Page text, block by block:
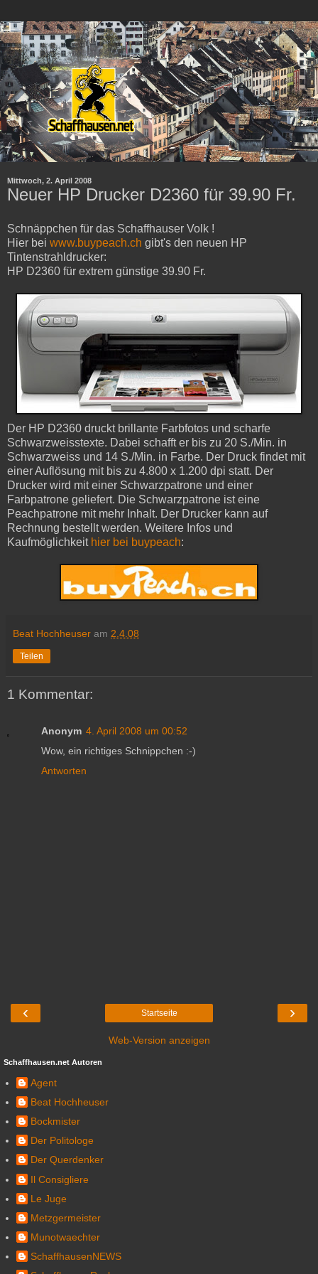
Mittwoch, 2. April 2008
Neuer HP Drucker D2360 für 39.90 Fr.
Schnäppchen für das Schaffhauser Volk !
Hier bei www.buypeach.ch gibt's den neuen HP
Tintenstrahldrucker:
HP D2360 für extrem günstige 39.90 Fr.
Der HP D2360 druckt brillante Farbfotos und scharfe
Schwarzweisstexte. Dabei schafft er bis zu 20 S./Min. in
Schwarzweiss und 14 S./Min. in Farbe. Der Druck findet mit
einer Auflösung mit bis zu 4.800 x 1.200 dpi statt. Der
Drucker wird mit einer Schwarzpatrone und einer
Farbpatrone geliefert. Die Schwarzpatrone ist eine
Peachpatrone mit mehr Inhalt. Der Drucker kann auf
Rechnung bestellt werden. Weitere Infos und
Kaufmöglichkeit hier bei buypeach:
Beat Hochheuser am 2.4.08
Teilen
1 Kommentar:
Anonym 4. April 2008 um 00:52
Wow, ein richtiges Schnippchen :-)
Antworten
‹ ›
Startseite
Web-Version anzeigen
Schaffhausen.net Autoren
Agent
Beat Hochheuser
Bockmister
Der Politologe
Der Querdenker
Il Consigliere
Le Juge
Metzgermeister
Munotwaechter
SchaffhausenNEWS